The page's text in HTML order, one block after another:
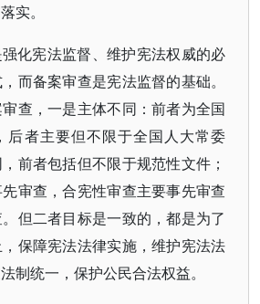
实。
化宪法监督、维护宪法权威的必
而备案审查是宪法监督的基础。
查，一是主体不同：前者为全国
后者主要但不限于全国人大常委
前者包括但不限于规范性文件；
审查，合宪性审查主要事先审查
但二者目标是一致的，都是为了
保障宪法法律实施，维护宪法法
制统一，保护公民合法权益。